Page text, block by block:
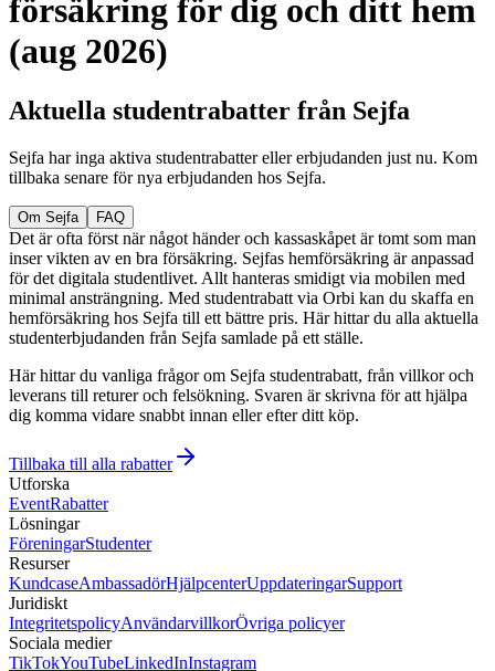
försäkring för dig och ditt hem
(aug 2026)
Aktuella studentrabatter från Sejfa
Sejfa har inga aktiva studentrabatter eller erbjudanden just nu. Kom
tillbaka senare för nya erbjudanden hos Sejfa.
Om Sejfa FAQ
Det är ofta först när något händer och kassaskåpet är tomt som man
inser vikten av en bra försäkring. Sejfas hemförsäkring är anpassad
för det digitala studentlivet. Allt hanteras smidigt via mobilen med
minimal ansträngning. Med studentrabatt via Orbi kan du skaffa en
hemförsäkring hos Sejfa till ett bättre pris. Här hittar du alla aktuella
studenterbjudanden från Sejfa samlade på ett ställe.
Här hittar du vanliga frågor om Sejfa studentrabatt, från villkor och
leverans till returer och felsökning. Svaren är skrivna för att hjälpa
dig komma vidare snabbt innan eller efter ditt köp.
Tillbaka till alla rabatter
Utforska
EventRabatter
Lösningar
FöreningarStudenter
Resurser
KundcaseAmbassadörHjälpcenterUppdateringarSupport
Juridiskt
IntegritetspolicyAnvändarvillkorÖvriga policyer
Sociala medier
TikTokYouTubeLinkedInInstagram